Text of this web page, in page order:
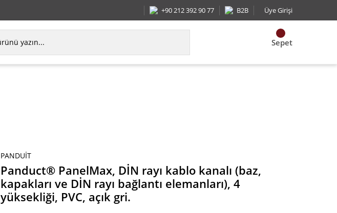
+90 212 392 90 77 B2B Üye Girişi
Sepet
PANDUIT
Panduct® PanelMax, DİN rayı kablo kanalı (baz,
kapakları ve DİN rayı bağlantı elemanları), 4
yüksekliği, PVC, açık gri.